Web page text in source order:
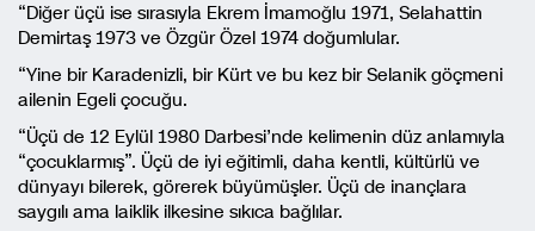
“Diğer üçü ise sırasıyla Ekrem İmamoğlu 1971, Selahattin
Demirtaş 1973 ve Özgür Özel 1974 doğumlular.
“Yine bir Karadenizli, bir Kürt ve bu kez bir Selanik göçmeni
ailenin Egeli çocuğu.
“Üçü de 12 Eylül 1980 Darbesi’nde kelimenin düz anlamıyla
“çocuklarmış”. Üçü de iyi eğitimli, daha kentli, kültürlü ve
dünyayı bilerek, görerek büyümüşler. Üçü de inançlara
saygılı ama laiklik ilkesine sıkıca bağlılar.